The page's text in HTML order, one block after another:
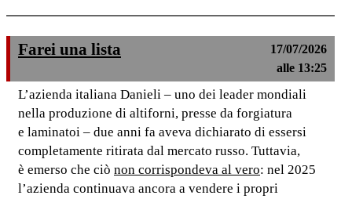
Farei una lista
17/07/2026
alle 13:25
L’azienda italiana Danieli – uno dei leader mondiali
nella produzione di altiforni, presse da forgiatura
e laminatoi – due anni fa aveva dichiarato di essersi
completamente ritirata dal mercato russo. Tuttavia,
è emerso che ciò non corrispondeva al vero: nel 2025
l’azienda continuava ancora a vendere i propri